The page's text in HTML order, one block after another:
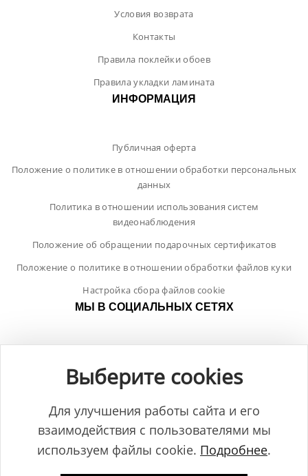
Условия возврата
Контакты
Правила поклейки обоев
Правила укладки ламината
ИНФОРМАЦИЯ
Публичная оферта
Положение о политике в отношении обработки персональных
данных
Политика в отношении использования систем
видеонаблюдения
Положение об обращении подарочных сертификатов
Положение о политике в отношении обработки файлов куки
Настройка сбора файлов cookie
МЫ В СОЦИАЛЬНЫХ СЕТЯХ
Выберите cookies
Для улучшения работы сайта и его
взаимодействия с пользователями мы
используем файлы cookie. Подробнее.